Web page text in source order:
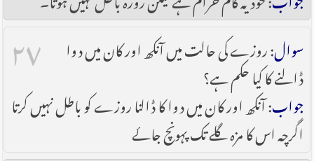
۲۷ سوال: روزے کی حالت میں آنکھ اور کان میں دوا
ڈالنے کا کیا حکم ہے؟
جواب: آنکھ اور کان میں دوا کا ڈالنا روزے کو باطل نہیں کرتا
اگرچہ اس کا مزہ گلے تک پہونچ جائے